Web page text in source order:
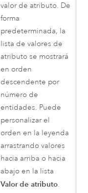
valor de atributo. De
forma
predeterminada, la
lista de valores de
atributo se mostrará
en orden
descendente por
número de
entidades. Puede
personalizar el
orden en la leyenda
arrastrando valores
hacia arriba o hacia
abajo en la lista
Valor de atributo.